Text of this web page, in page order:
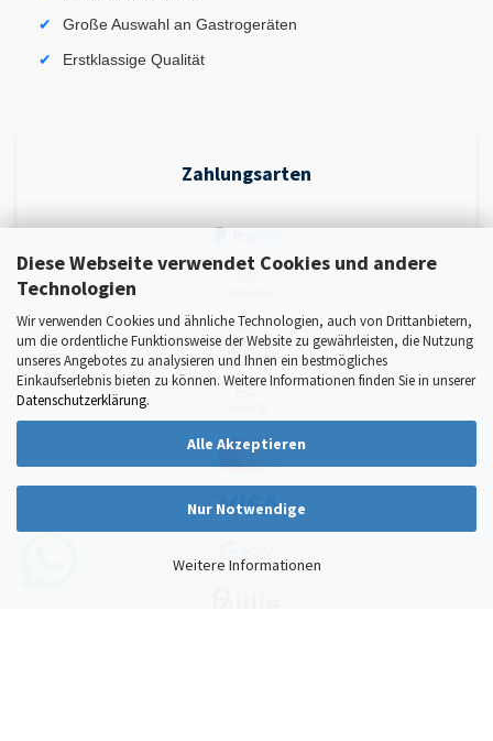
Diese Webseite verwendet Cookies und andere
Technologien
Wir verwenden Cookies und ähnliche Technologien, auch von Drittanbietern,
um die ordentliche Funktionsweise der Website zu gewährleisten, die Nutzung
unseres Angebotes zu analysieren und Ihnen ein bestmögliches
Einkaufserlebnis bieten zu können. Weitere Informationen finden Sie in unserer
Datenschutzerklärung.
Alle Akzeptieren
Nur Notwendige
Weitere Informationen
Große Auswahl an Gastrogeräten
Erstklassige Qualität
Zahlungsarten